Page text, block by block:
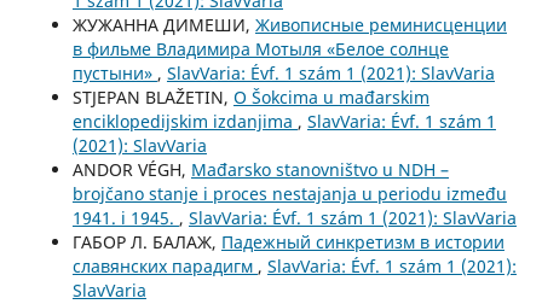
ЖУЖАННА ДИМЕШИ, Живописные реминисценции
в фильме Владимира Мотыля «Белое солнце
пустыни» , SlavVaria: Évf. 1 szám 1 (2021): SlavVaria
STJEPAN BLAŽETIN, O Šokcima u mađarskim
enciklopedijskim izdanjima , SlavVaria: Évf. 1 szám 1
(2021): SlavVaria
ANDOR VÉGH, Mađarsko stanovništvo u NDH –
brojčano stanje i proces nestajanja u periodu između
1941. i 1945. , SlavVaria: Évf. 1 szám 1 (2021): SlavVaria
ГАБОР Л. БАЛАЖ, Падежный синкретизм в истории
славянских парадигм , SlavVaria: Évf. 1 szám 1 (2021):
SlavVaria